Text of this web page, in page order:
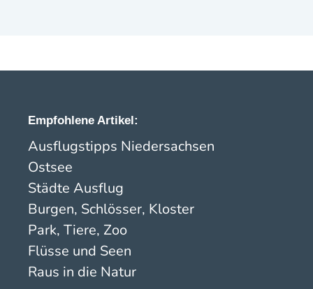
Empfohlene Artikel:
Ausflugstipps Niedersachsen
Ostsee
Städte Ausflug
Burgen, Schlösser, Kloster
Park, Tiere, Zoo
Flüsse und Seen
Raus in die Natur